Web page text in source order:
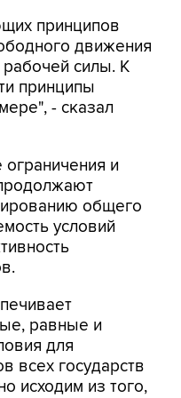
принципов
движения
рабочей силы. К
принципы
- сказал
и
общего
условий
равные и
для
всех государств
исходим из того,